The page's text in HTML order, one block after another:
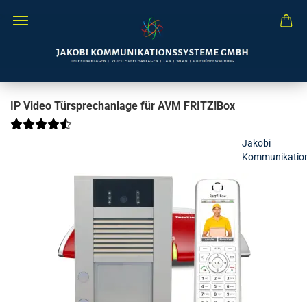
IP Video Türsprechanlage für AVM FRITZ!Box
Jakobi